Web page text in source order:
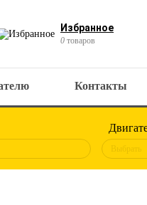
Избранное
0 товаров
Контакты
Выбрать